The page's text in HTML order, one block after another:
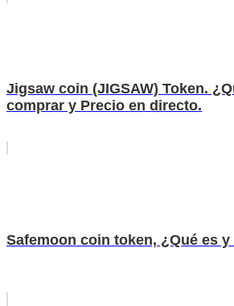
Jigsaw coin (JIGSAW) Token.
comprar y Precio en directo.
Safemoon coin token, ¿Qué es